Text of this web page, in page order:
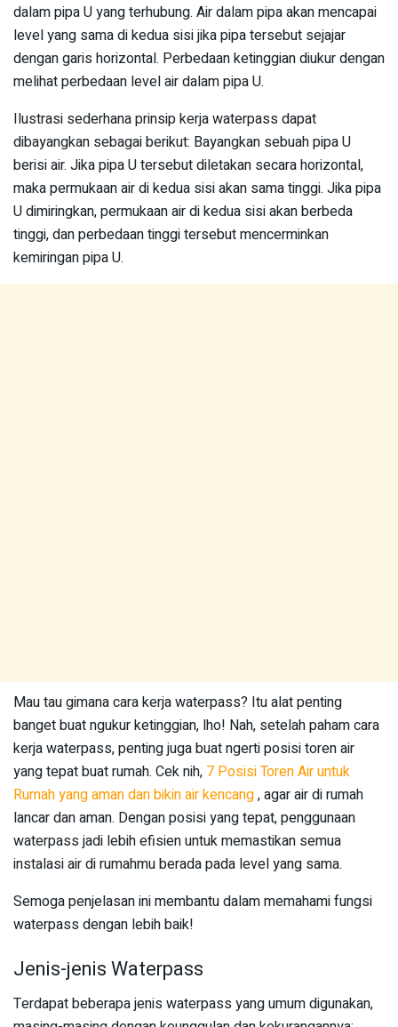
dalam pipa U yang terhubung. Air dalam pipa akan mencapai
level yang sama di kedua sisi jika pipa tersebut sejajar
dengan garis horizontal. Perbedaan ketinggian diukur dengan
melihat perbedaan level air dalam pipa U.
Ilustrasi sederhana prinsip kerja waterpass dapat
dibayangkan sebagai berikut: Bayangkan sebuah pipa U
berisi air. Jika pipa U tersebut diletakan secara horizontal,
maka permukaan air di kedua sisi akan sama tinggi. Jika pipa
U dimiringkan, permukaan air di kedua sisi akan berbeda
tinggi, dan perbedaan tinggi tersebut mencerminkan
kemiringan pipa U.
Mau tau gimana cara kerja waterpass? Itu alat penting
banget buat ngukur ketinggian, lho! Nah, setelah paham cara
kerja waterpass, penting juga buat ngerti posisi toren air
yang tepat buat rumah. Cek nih, 7 Posisi Toren Air untuk
Rumah yang aman dan bikin air kencang, agar air di rumah
lancar dan aman. Dengan posisi yang tepat, penggunaan
waterpass jadi lebih efisien untuk memastikan semua
instalasi air di rumahmu berada pada level yang sama.
Semoga penjelasan ini membantu dalam memahami fungsi
waterpass dengan lebih baik!
Jenis-jenis Waterpass
Terdapat beberapa jenis waterpass yang umum digunakan,